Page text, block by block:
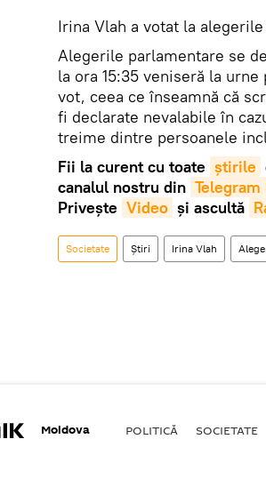
Irina Vlah a votat la
Alegerile parlamentare se
la ora 15:35 veniseră la
vot, ceea ce înseamnă că
fi declarate nevalabile în
treime dintre persoanele
Fii la curent cu toate știrile
canalul nostru din Telegram
Privește Video și ascultă
Societate Știri Irina Vlah
Moldova POLITICĂ SOCIETATE